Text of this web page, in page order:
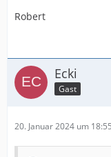
Robert
Ecki
Gast
20. Januar 2024 um 18:55